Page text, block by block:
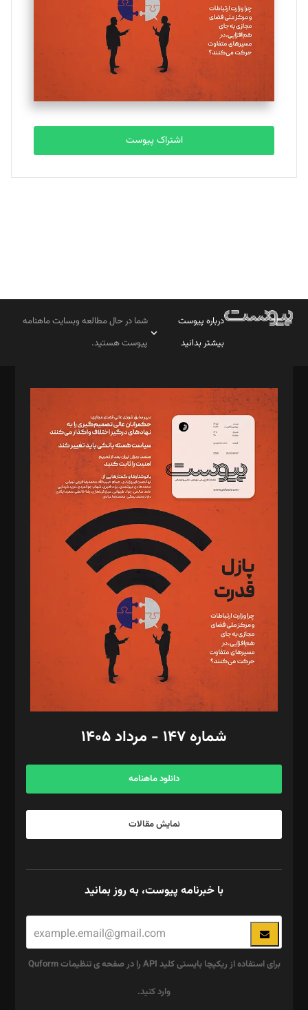
ملینا جعفری
تحریریه
مصطفی مسجدی آرانی
تحریریه
بابک نقاش
تحریریه
اشتراک پیوست
درباره پیوست
بیشتر بدانید
شما در حال مطالعه وبسایت ماهنامه
پیوست هستید.
مدیر مسئول: محمدباقر اثنی‌عشری
سردبیر: مهرک محمودی
دبیر تحریریه: میثم قاسمی
د‌بیر ناداستان: سمانه سمیع
د‌بیر خدمت و تجارت: ابوالفضل رجبی
د‌بیر حقوق فناوری: حسام‌الدین ایپکچی
د‌بیر پیوست جهان: مینا پاکدل
د‌بیر تحریریه آنلاین: بابک نقاش
تحریریه‌: مجتبی محمود‌ی، آرش برهمند، یسنا امان‌پور، سروش کرمیان،
مصطفی مسجدی آرانی، ابوالفضل رجبی، زهرا فکرانه، فائزه فتحی
رستمی،مصطفی باستان
ویرایش: نگار استاد‌‌آقا
طراح یونیفرم: مجید توکلی
فیلمبرداری و عکاسی: امیر شفیعی، مانی لطفی زاده
گرافیک و صفحه‌آرایی: سید‌سبحان‌علی ثابت
مد‌یر توسعه تجاری: کامبیز برید‌
امور مالی: شاپور رهبری، محمد‌ کاظمی‌نیا
آگهی و مشترکین: ۰۹۱۹۹۹۹۰۴۵۴
شماره ۱۴۷ - مرداد ۱۴۰۵
دانلود ماهنامه
نمایش مقالات
با خبرنامه پیوست، به روز بمانید
برای استفاده از ریکپچا بایستی کلید API را در صفحه ی تنظیمات Quform
وارد کنید.